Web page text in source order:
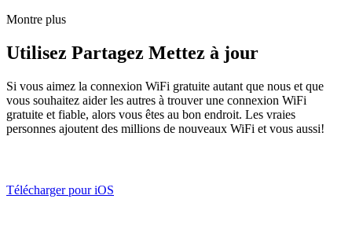
Montre plus
Utilisez Partagez Mettez à jour
Si vous aimez la connexion WiFi gratuite autant que nous et que
vous souhaitez aider les autres à trouver une connexion WiFi
gratuite et fiable, alors vous êtes au bon endroit. Les vraies
personnes ajoutent des millions de nouveaux WiFi et vous aussi!
Télécharger pour iOS